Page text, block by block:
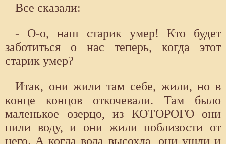
Все сказали:
- О-о, наш старик умер! Кто будет
заботиться о нас теперь, когда этот
старик умер?
Итак, они жили там себе, жили, но в
конце концов откочевали. Там было
маленькое озерцо, из КОТОРОГО они
пили воду, и они жили поблизости от
него. А когда вода высохла, они ушли и